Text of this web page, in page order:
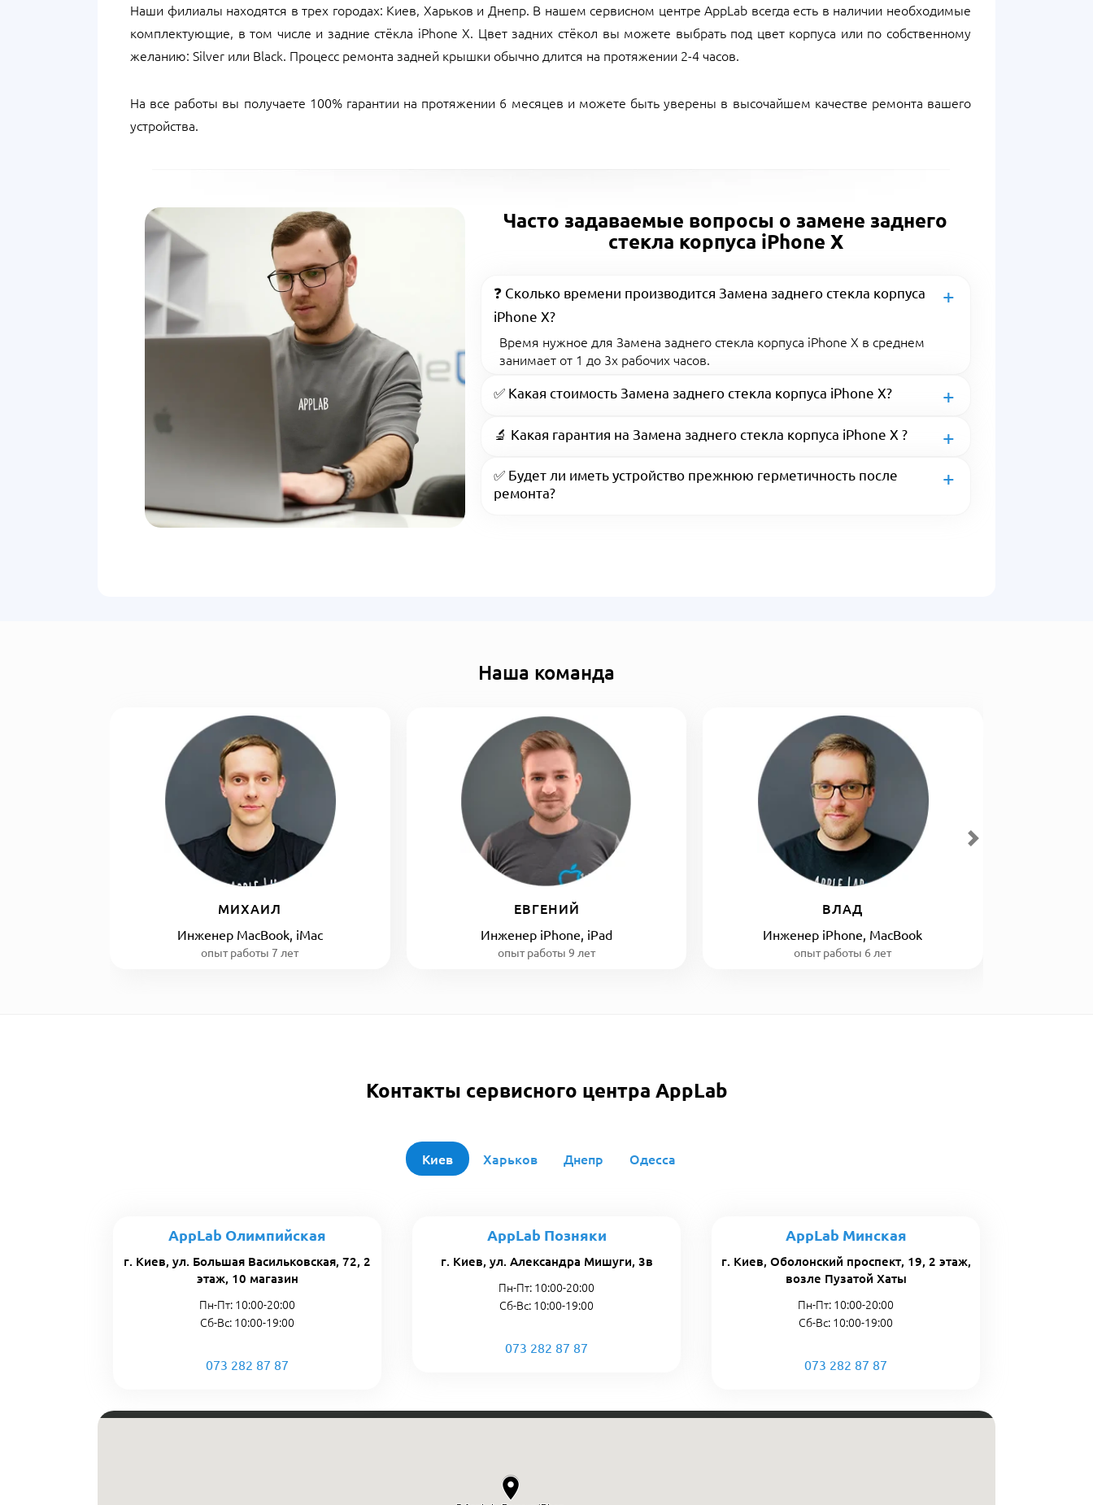
Наши филиалы находятся в трех городах: Киев, Харьков и Днепр. В нашем сервисном центре AppLab всегда есть в наличии необходимые
комплектующие, в том числе и задние стёкла iPhone X. Цвет задних стёкол вы можете выбрать под цвет корпуса или по собственному
желанию: Silver или Black. Процесс ремонта задней крышки обычно длится на протяжении 2-4 часов.
На все работы вы получаете 100% гарантии на протяжении 6 месяцев и можете быть уверены в высочайшем качестве ремонта вашего
устройства.
Часто задаваемые вопросы о замене заднего
стекла корпуса iPhone X
❓ Сколько времени производится Замена заднего стекла корпуса
iPhone X?
Время нужное для Замена заднего стекла корпуса iPhone X в среднем
занимает от 1 до 3х рабочих часов.
✅ Какая стоимость Замена заднего стекла корпуса iPhone X?
🔬 Какая гарантия на Замена заднего стекла корпуса iPhone X ?
✅ Будет ли иметь устройство прежнюю герметичность после
ремонта?
Наша команда
МИХАИЛ
Инженер MacBook, iMac
опыт работы 7 лет
ЕВГЕНИЙ
Инженер iPhone, iPad
опыт работы 9 лет
ВЛАД
Инженер iPhone, MacBook
опыт работы 6 лет
Контакты сервисного центра AppLab
Киев Харьков Днепр Одесса
AppLab Олимпийская
г. Киев, ул. Большая Васильковская, 72, 2
этаж, 10 магазин
Пн-Пт: 10:00-20:00
Сб-Вс: 10:00-19:00
073 282 87 87
AppLab Позняки
г. Киев, ул. Александра Мишуги, 3в
Пн-Пт: 10:00-20:00
Сб-Вс: 10:00-19:00
073 282 87 87
AppLab Минская
г. Киев, Оболонский проспект, 19, 2 этаж,
возле Пузатой Хаты
Пн-Пт: 10:00-20:00
Сб-Вс: 10:00-19:00
073 282 87 87